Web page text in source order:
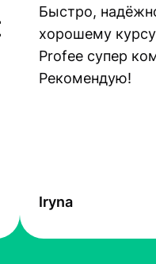
Быстро,
хорошему
Profee супер
Рекомендую!
Iryna